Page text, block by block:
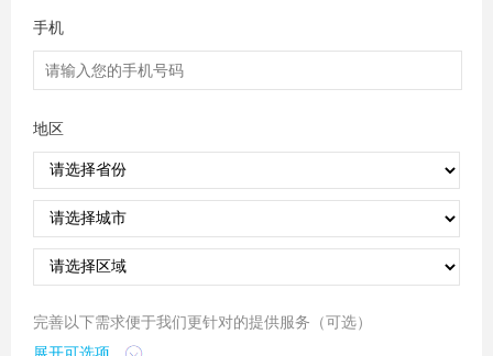
手机
地区
完善以下需求便于我们更针对的提供服务（可选）